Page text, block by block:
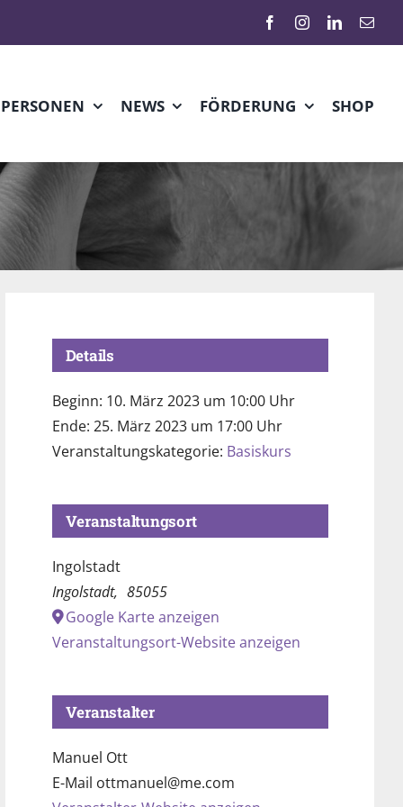
NEWS FÖRDERUNG SHOP
Details
Beginn: 10. März 2023 um 10:00 Uhr
Ende: 25. März 2023 um 17:00 Uhr
Veranstaltungskategorie: Basiskurs
Veranstaltungsort
Ingolstadt
Ingolstadt, 85055
Google Karte anzeigen
Veranstaltungsort-Website anzeigen
Veranstalter
Manuel Ott
E-Mail ottmanuel@me.com